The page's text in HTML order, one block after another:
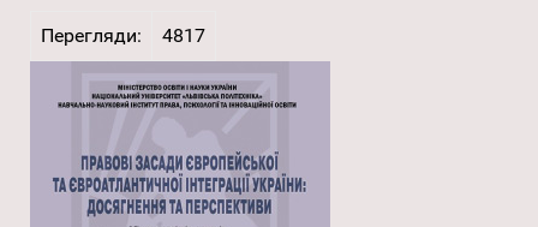
Перегляди: 4817